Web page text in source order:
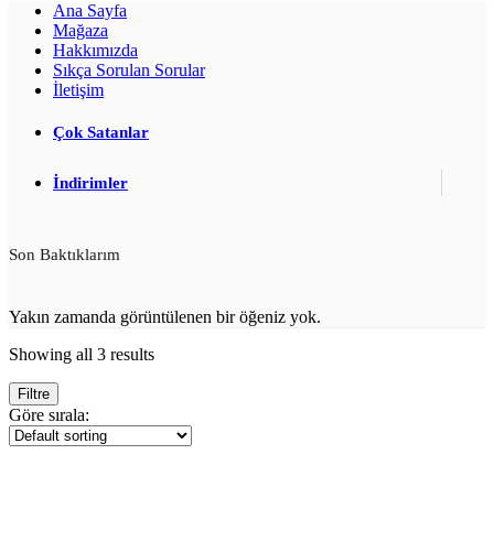
Ana Sayfa
Mağaza
Hakkımızda
Sıkça Sorulan Sorular
İletişim
Çok Satanlar
İndirimler
Son Baktıklarım
Yakın zamanda görüntülenen bir öğeniz yok.
Showing all 3 results
Filtre
Göre sırala: